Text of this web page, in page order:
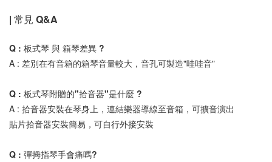
| 常見 Q&A
Q : 板式琴 與 箱琴差異 ?
A : 差別在有音箱的箱琴音量較大，音孔可製造"哇哇音"
Q : 板式琴附贈的"拾音器"是什麼 ?
A : 拾音器安裝在琴身上，連結樂器導線至音箱，可擴音演出
貼片拾音器安裝簡易，可自行外接安裝
Q : 彈拇指琴手會痛嗎?